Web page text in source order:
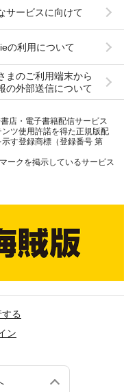
サービスに向けて
の利用について
まのご利用端末から
の外部送信について
店・電子書籍配信サービス
ツ使用許諾を得た正規版配
す登録商標（登録番号 第
ークを掲示しているサービス
る
ン